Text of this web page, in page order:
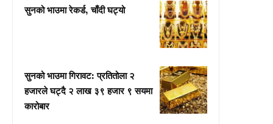
सुनको भाउमा रेकर्ड, चाँदी घट्यो
सुनको भाउमा गिरावट: प्रतितोला २
हजारले घट्दै २ लाख ३९ हजार ९ सयमा
कारोबार